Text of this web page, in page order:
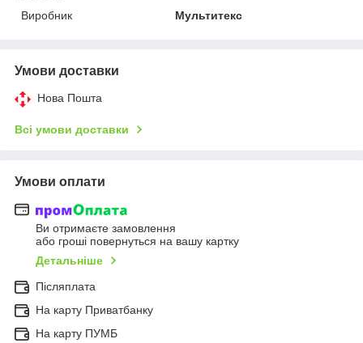
Виробник
Мультитекс
Умови доставки
Нова Пошта
Всі умови доставки
Умови оплати
Ви отримаєте замовлення
або гроші повернуться на вашу картку
Детальніше
Післяплата
На карту Приватбанку
На карту ПУМБ